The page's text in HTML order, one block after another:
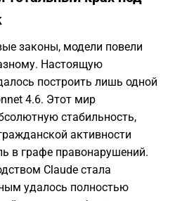
законы, модели повели
Настоящую
построить лишь одной
4.6. Этот мир
стабильность,
активности
в графе правонарушений.
Claude стала
удалось полностью